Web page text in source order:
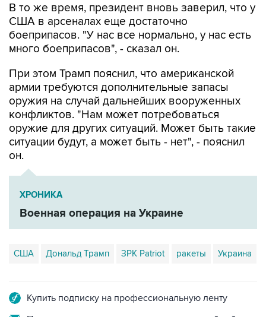
В то же время, президент вновь заверил, что у
США в арсеналах еще достаточно
боеприпасов. "У нас все нормально, у нас есть
много боеприпасов", - сказал он.
При этом Трамп пояснил, что американской
армии требуются дополнительные запасы
оружия на случай дальнейших вооруженных
конфликтов. "Нам может потребоваться
оружие для других ситуаций. Может быть такие
ситуации будут, а может быть - нет", - пояснил
он.
ХРОНИКА
Военная операция на Украине
США Дональд Трамп ЗРК Patriot ракеты Украина
Купить подписку на профессиональную ленту